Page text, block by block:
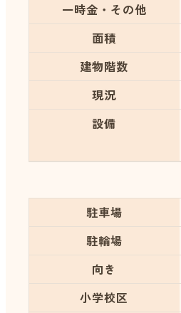
一時金・その他
面積
建物階数
現況
設備
駐車場
駐輪場
向き
小学校区